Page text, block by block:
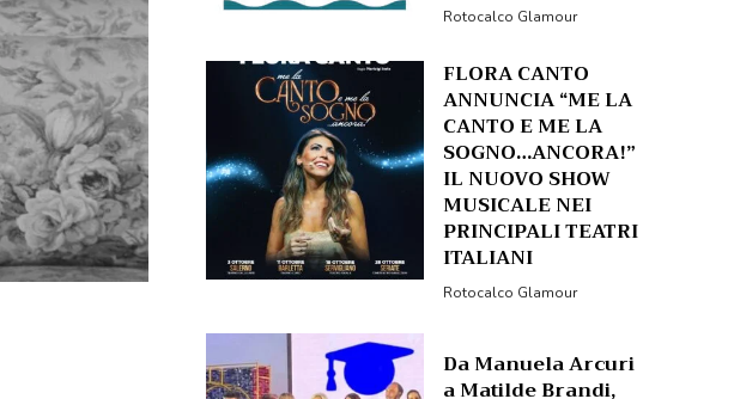
Rotocalco Glamour
FLORA CANTO
ANNUNCIA “ME LA
CANTO E ME LA
SOGNO…ANCORA!”
IL NUOVO SHOW
MUSICALE NEI
PRINCIPALI TEATRI
ITALIANI
Rotocalco Glamour
Da Manuela Arcuri
a Matilde Brandi,